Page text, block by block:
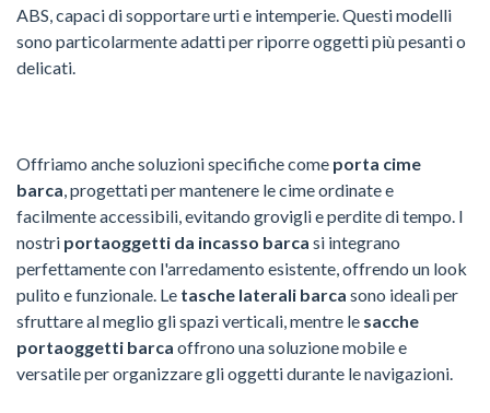
ABS, capaci di sopportare urti e intemperie. Questi modelli
sono particolarmente adatti per riporre oggetti più pesanti o
delicati.
Offriamo anche soluzioni specifiche come porta cime
barca , progettati per mantenere le cime ordinate e
facilmente accessibili, evitando grovigli e perdite di tempo. I
nostri portaoggetti da incasso barca si integrano
perfettamente con l'arredamento esistente, offrendo un look
pulito e funzionale. Le tasche laterali barca sono ideali per
sfruttare al meglio gli spazi verticali, mentre le sacche
portaoggetti barca offrono una soluzione mobile e
versatile per organizzare gli oggetti durante le navigazioni.